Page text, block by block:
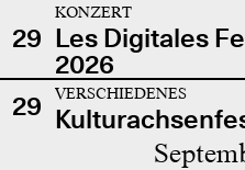
29
KONZERT
Les Digitales
2026
29 VERSCHIEDENES